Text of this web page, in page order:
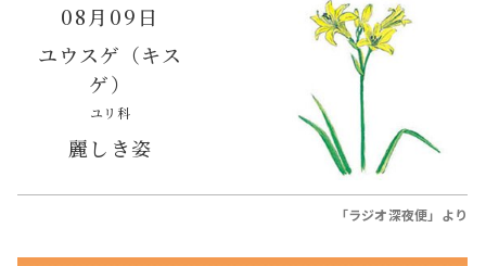
08月09日
ユウスゲ（キス
ゲ）
ユリ科
麗しき姿
「ラジオ深夜便」より